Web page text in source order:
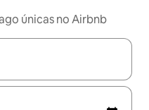
únicas no Airbnb
disponíveis, explore-os